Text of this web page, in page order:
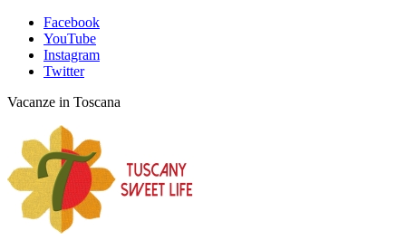
Facebook
YouTube
Instagram
Twitter
Vacanze in Toscana